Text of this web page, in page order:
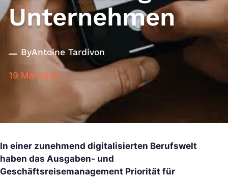
Unternehmen
ByAntoine Tardivon
19 Mai 2025
In einer zunehmend digitalisierten Berufswelt
haben das Ausgaben- und
Geschäftsreisemanagement Priorität für